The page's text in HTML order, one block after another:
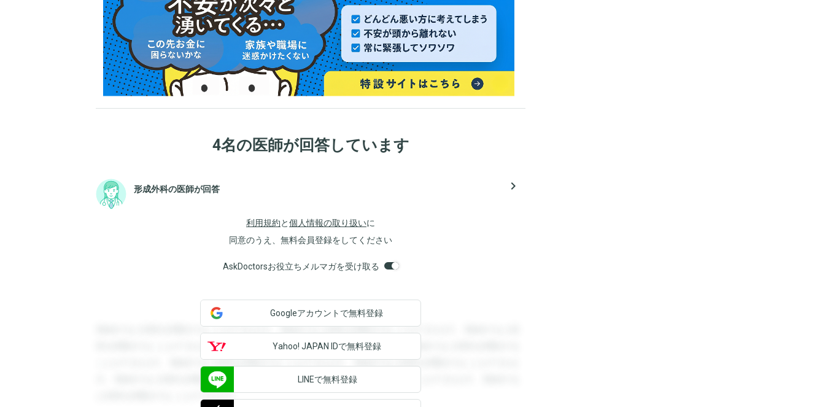
4名の医師が回答しています
形成外科の医師が回答 navigate_next
利用規約と個人情報の取り扱いに
同意のうえ、無料会員登録をしてください
AskDoctorsお役立ちメルマガを受け取る
登録すると回答を閲覧することができます。登録すると回答を閲覧することができます。登録すると回
答を閲覧することができます。登録すると回答を閲覧することができます。登録すると回答を閲覧する
ことができます。登録すると回答を閲覧することができます。登録すると回答を閲覧することができま
す。登録すると回答を閲覧することができます。登録すると回答を閲覧することができます。登録する
と回答を閲覧することができます。
Googleアカウントで無料登録
Yahoo! JAPAN IDで無料登録
LINEで無料登録